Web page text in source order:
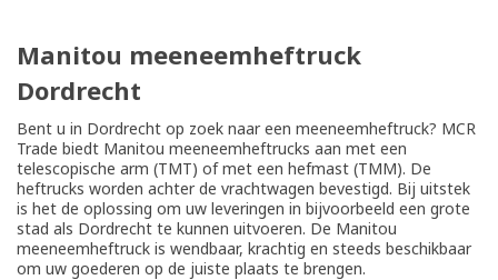
Manitou meeneemheftruck
Dordrecht
Bent u in Dordrecht op zoek naar een meeneemheftruck? MCR
Trade biedt Manitou meeneemheftrucks aan met een
telescopische arm (TMT) of met een hefmast (TMM). De
heftrucks worden achter de vrachtwagen bevestigd. Bij uitstek
is het de oplossing om uw leveringen in bijvoorbeeld een grote
stad als Dordrecht te kunnen uitvoeren. De Manitou
meeneemheftruck is wendbaar, krachtig en steeds beschikbaar
om uw goederen op de juiste plaats te brengen.